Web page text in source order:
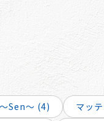
Sen～ (4) マッ